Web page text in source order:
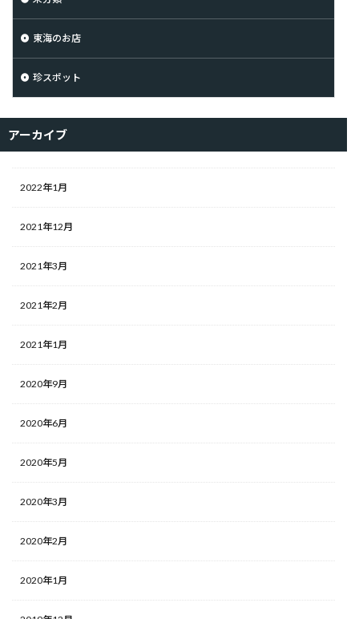
東海のお店
珍スポット
アーカイブ
2022年1月
2021年12月
2021年3月
2021年2月
2021年1月
2020年9月
2020年6月
2020年5月
2020年3月
2020年2月
2020年1月